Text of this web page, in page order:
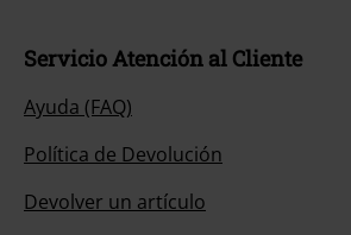
Servicio Atención al Cliente
Ayuda (FAQ)
Política de Devolución
Devolver un artículo